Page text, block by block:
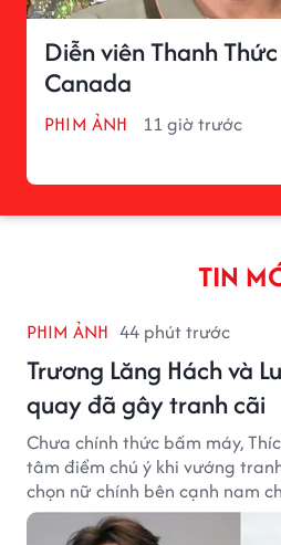
Diễn viên Thanh
Canada
PHIM ẢNH 11 giờ trước
TIN
PHIM ẢNH 44 phút trước
Trương Lăng Hách và
quay đã gây tranh cãi
Chưa chính thức bấm máy,
tâm điểm chú ý khi vướng
chọn nữ chính bên cạnh nam